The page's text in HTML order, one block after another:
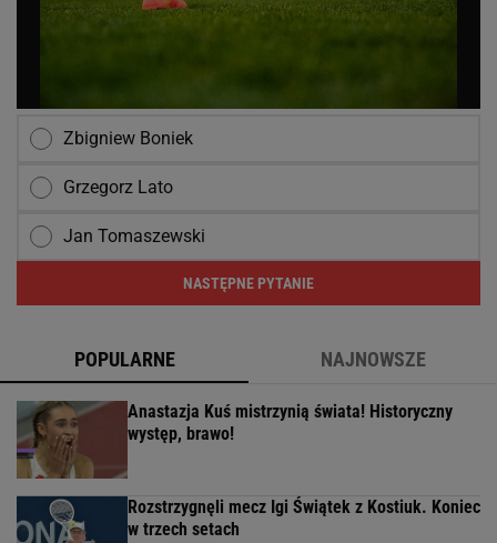
Zbigniew Boniek
Grzegorz Lato
Jan Tomaszewski
NASTĘPNE PYTANIE
POPULARNE NAJNOWSZE
Anastazja Kuś mistrzynią świata! Historyczny
występ, brawo!
Rozstrzygnęli mecz Igi Świątek z Kostiuk. Koniec
w trzech setach